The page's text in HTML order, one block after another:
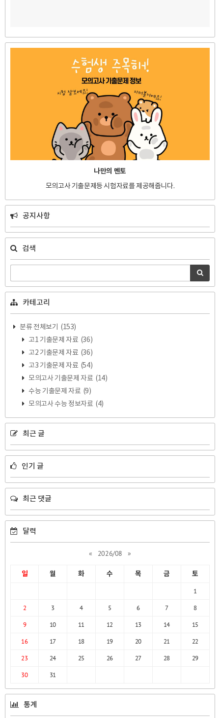
나만의 멘토
모의고사 기출문제등 시험자료를 제공해줍니다.
공지사항
검색
카테고리
분류 전체보기
(153)
고1 기출문제 자료 (36)
고2 기출문제 자료 (36)
고3 기출문제 자료 (54)
모의고사 기출문제 자료 (14)
수능 기출문제 자료 (9)
모의고사 수능 정보자료 (4)
최근 글
인기 글
최근 댓글
달력
« 2026/08 »
일 월 화 수 목 금 토
1
2
3 4 5 6 7
8
9
10 11 12 13 14
15
16
17 18 19 20 21
22
23
24 25 26 27 28
29
30
31
통계